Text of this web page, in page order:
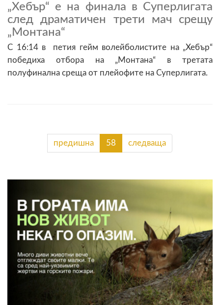
„Хебър“ е на финала в Суперлигата
след драматичен трети мач срещу
„Монтана“
С 16:14 в петия гейм волейболистите на „Хебър“
победиха отбора на „Монтана“ в третата
полуфинална среща от плейофите на Суперлигата.
предишна 58 следваща